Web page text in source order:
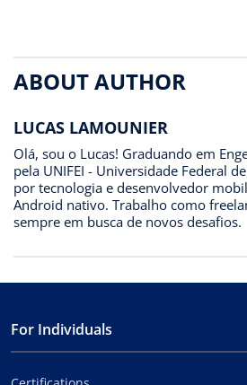
ABOUT AUTHOR
LUCAS LAMOUNIER
Olá, sou o Lucas! Graduando em
pela UNIFEI - Universidade Federal
por tecnologia e desenvolvedor
Android nativo. Trabalho como
sempre em busca de novos desafios.
For Individuals